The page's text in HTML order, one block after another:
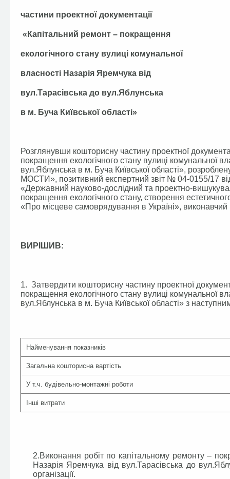
частини проектної документації
«Капітальний ремонт – покращення
екологічного стану вулиці комунальної
власності Назарія Яремчука від
вул.Тарасівська до вул.Яблунська
в м. Буча Київської області»
Розглянувши кошторисну частину проектної
покращення екологічного стану вулиці комунальної
вул.Яблунська в м. Буча Київської області»,
МОСТИ», позитивний експертний звіт № 04-0155/17
«Державний науково-дослідний та проектно-
покращення екологічного стану, створення
«Про місцеве самоврядування в Україні», виконавчий
ВИРІШИВ:
1. Затвердити кошторисну частину проектної
покращення екологічного стану вулиці комунальної
вул.Яблунська в м. Буча Київської області» з
Найменування показників
Загальна кошторисна вартість
У т.ч. будівельно-монтажні роботи
Інші витрати
2.Виконання робіт по капітальному ремонту –
Назарія Яремчука від вул.Тарасівська до
організації.